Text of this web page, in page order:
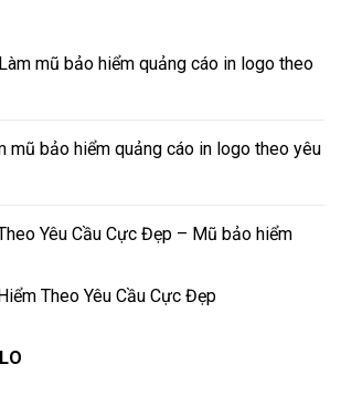
Làm mũ bảo hiểm quảng cáo in logo theo
mũ bảo hiểm quảng cáo in logo theo yêu
Yêu Cầu Cực Đẹp – Mũ bảo hiểm
Theo Yêu Cầu Cực Đẹp